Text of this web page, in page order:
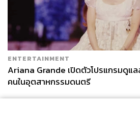
ENTERTAINMENT
Ariana Grande เปิดตัวโปรแกรมดูแ
คนในอุตสาหกรรมดนตรี